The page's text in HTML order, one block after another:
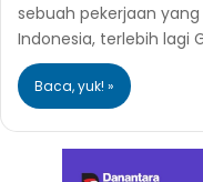
sebuah pekerjaan
Indonesia, terlebih lagi
Baca, yuk! »